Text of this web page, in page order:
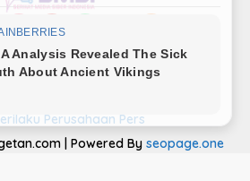
Privacy Policy
Redaksi
Perusahaan Pers
| Powered By seopage.one